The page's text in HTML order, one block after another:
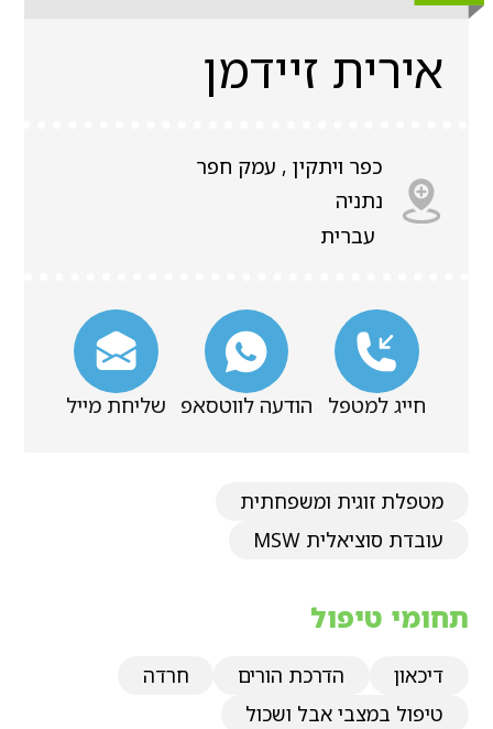
אירית זיידמן
כפר ויתקין , עמק חפר
נתניה
עברית
חייג למטפל הודעה לווטסאפ שליחת מייל
מטפלת זוגית ומשפחתית
עובדת סוציאלית MSW
תחומי טיפול
דיכאון הדרכת הורים
חרדה
טיפול במצבי אבל ושכול